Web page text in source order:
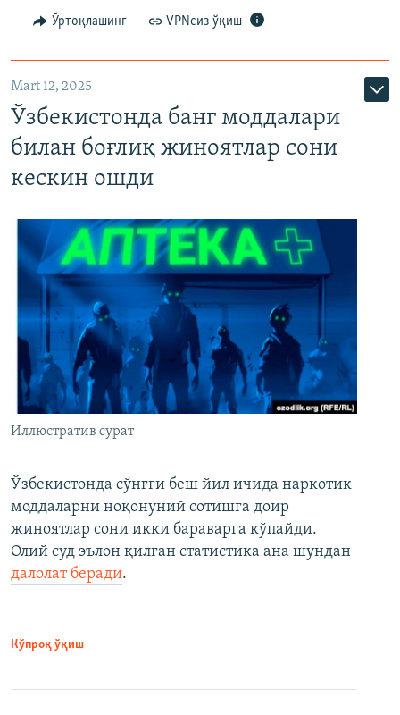
Ўртоқлашинг VPNсиз ўқиш
Mart 12, 2025
Ўзбекистонда банг моддалари
билан боғлиқ жиноятлар сони
кескин ошди
Иллюстратив сурат
Ўзбекистонда сўнгги беш йил ичида наркотик
моддаларни ноқонуний сотишга доир
жиноятлар сони икки бараварга кўпайди.
Олий суд эълон қилган статистика ана шундан
далолат беради.
Кўпроқ ўқиш